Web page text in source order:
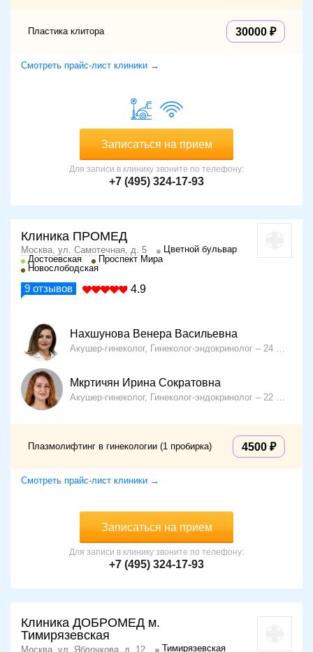
Пластика клитора 30000
Смотреть прайс-лист клиники →
Записаться на прием
Для записи в клинику звоните по телефону:
+7 (495) 324-17-93
Клиника ПРОМЕД
Москва, ул. Самотечная, д. 5
Цветной бульвар
Достоевская
Проспект Мира
Новослободская
9 отзывов 4.9
Нахшунова Венера Васильевна
Акушер-гинеколог, Гинеколог-эндокринолог 24 года опыта
Мкртичян Ирина Сократовна
Акушер-гинеколог, Гинеколог-эндокринолог 22 года опыта
Плазмолифтинг в гинекологии (1 пробирка) 4500
Смотреть прайс-лист клиники →
Записаться на прием
Для записи в клинику звоните по телефону:
+7 (495) 324-17-93
Клиника ДОБРОМЕД м.
Тимирязевская
Москва, ул. Яблочкова, д. 12 Тимирязевская